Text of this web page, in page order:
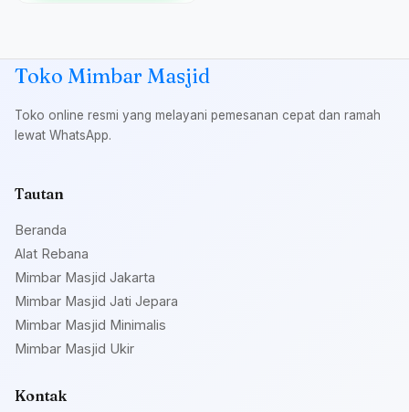
Toko Mimbar Masjid
Toko online resmi yang melayani pemesanan cepat dan ramah
lewat WhatsApp.
Tautan
Beranda
Alat Rebana
Mimbar Masjid Jakarta
Mimbar Masjid Jati Jepara
Mimbar Masjid Minimalis
Mimbar Masjid Ukir
Kontak